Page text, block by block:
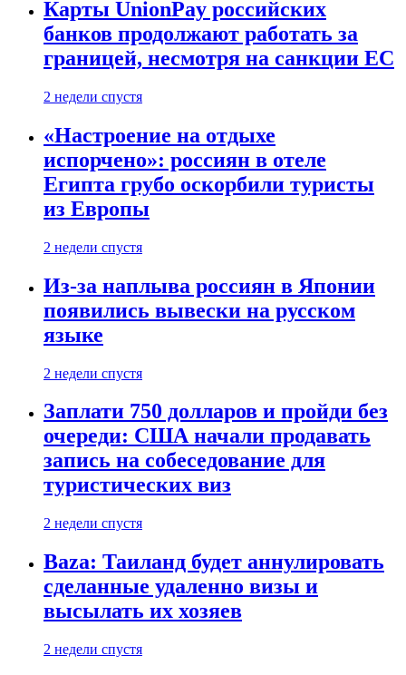
Карты UnionPay российских
банков продолжают работать за
границей, несмотря на санкции ЕС
2 недели спустя
«Настроение на отдыхе
испорчено»: россиян в отеле
Египта грубо оскорбили туристы
из Европы
2 недели спустя
Из-за наплыва россиян в Японии
появились вывески на русском
языке
2 недели спустя
Заплати 750 долларов и пройди без
очереди: США начали продавать
запись на собеседование для
туристических виз
2 недели спустя
Baza: Таиланд будет аннулировать
сделанные удаленно визы и
высылать их хозяев
2 недели спустя